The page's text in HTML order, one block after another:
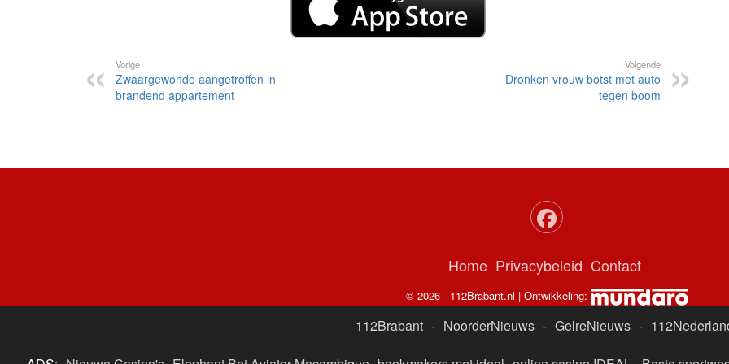
Vorige
Zwaargewonde aangetroffen in
brandend appartement
Volgende
Dronken vrouw botst met auto
tegen boom
Home Privacybeleid Contact
© 2026 - 112Brabant.nl | Ontwikkeling:
112Brabant - NoorderNieuws - GelreNieuws -